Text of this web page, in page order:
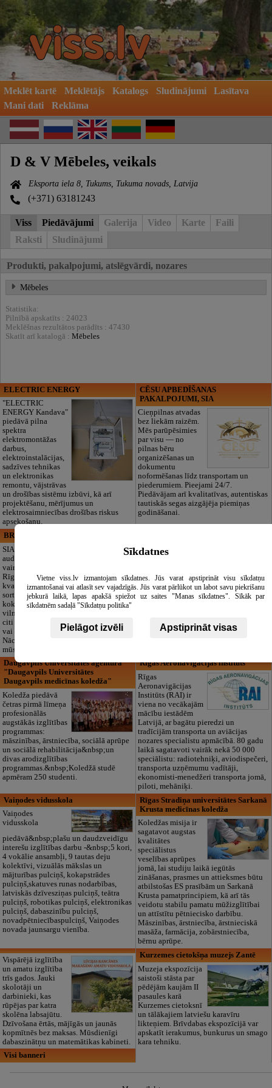
Meklēt kartē Meklētājs Katalogs Sludinājumi
Lasītava
Mani dati
Reklāma
D & V Mēbeles, veikals
Eksporta iela 8, Tukums, Tukuma novads, Latvija
(+371) 63181243
Viss Piedāvājumi Galerija Video Karte
Faili
Raksti
Sludinājumi
Produkti, pakalpojumi, atslēgvārdi, nozares
Mēbeles
Statistika:
Pilnībā apskatīts : 24023
Meklēšnas rezultātos parādīts : 47430
Skatīt arī katalogā : Mēbeles
ELECTRIC ENERGY
"ELECTRIC
ENERGY Kandava"
piedāvā pilna
spektra
elektromontāžas
darbus,
elektroinstalācijas,
sadzīves tehnikas
un elektronikas
remontu, vājstrāvas
un drošības sistēmu izbūvi, kā arī
projektēšanu, mērījumus un
elektrosaimniecības drošības riskus
apsekošanu.
CĒSU APBEDĪŠANAS
PAKALPOJUMI, SIA
Cieņpilnas atvadas
bez liekām raizēm.
Mēs parūpēsimies
par visu — no
pilnas bēru
organizēšanas un
dokumentu
noformēšanas līdz transportam un
piederumiem. Pieejami 24/7.
Piedāvājam arī kvalitatīvas, autentiskas
tautiskās segas aizgājēja piemiņas
godināšanai.
BRISTOLS ES, SIA
SIA "Bristols ES"
audumu outlet un
vairumtirdzniecība
Rīgā. Plašs un
kvalitatīvs tekstila
sortiments:
kokvilna, lins, zīds,
vilna, trikotāža un
citi audumi šūšanai
vai ražošanai.
Nāciet un iepazīstieties ar pilnu klāstu
mūsu noliktavā klātienē!
“Maza Rasiņa” –
privātais bērnudārzs
Pārdaugavā,
līdz 6 gadiem. Licencētas programmas
(LV/RU), logopēds, speciālais atbalsts,
Daugavpils Universitātes aģentūra
"Daugavpils Universitātes
Daugavpils medicīnas koledža"
Koledža piedāvā
četras pirmā līmeņa
profesionālās
augstākās izglītības
programmas:
māszinības, ārstniecība, sociālā aprūpe
un sociālā rehabilitācija&nbsp;un
divas arodizglītības
programmas.&nbsp;Koledžā studē
apmēram 250 studenti.
Rīgas Aeronavigācijas institūts
Rīgas
Aeronavigācijas
Institūts (RAI) ir
viena no vecākajām
mācību iestādēm
Latvijā, ar bagātu pieredzi un
tradīcijām transporta un aviācijas
nozares specialistu apmācībā. 80 gadu
laikā sagatavoti vairāk nekā 50 000
speciālistu: radiotehniķi, aviodispečeri,
transporta uzņēmumu vadītāji,
ekonomisti-menedžeri transporta jomā,
piloti, mehāniķi.
Vaiņodes vidusskola
Vaiņodes
vidusskola
piedāvā&nbsp;plašu un daudzveidīgu
interešu izglītības darbu -&nbsp;5 kori,
4 vokālie ansambļi, 9 tautas deju
kolektīvi, vizuālās mākslas un
mājturības pulciņš, kokapstrādes
pulciņš,skatuves runas nodarbības,
latviskās dzīvesziņas pulciņš, teātra
pulciņš, robotikas pulciņš, elektronikas
pulciņš, dabaszinību pulciņš,
novadpētniecībaspulciņš, Vaiņodes
novada jaunsargu vienība.
Rīgas Stradiņa universitātes Sarkanā
Krusta medicīnas koledža
Koledžas misija ir
sagatavot augstas
kvalitātes
speciālistus
veselības aprūpes
jomā, lai studiju laikā iegūtās
zināšanas, prasmes un attieksmes būtu
atbilstošas ES prasībām un Sarkanā
Krusta pamatprincipiem, kā arī tās
veidotu stabilu pamatu mūžizglītībai
un attīstītu pētniecisko darbību.
Māszinības, ārstniecība, ārstnieciskā
masāža, farmācija, zobārstniecība,
bērnu aprūpe.
Vispārējā izglītība
un amatu izglītība
trīs gados. Jauki
skolotāji un
darbinieki, kas
rūpējas par katra
skolēna labsajūtu.
Dzīvošana ērtās, mājīgās un jaunās
kopmītnēs bez maksas. Mūsdienīgi
dabaszinātņu un matemātikas kabineti.
Kurzemes cietokšņa muzejs Zantē
Muzeja ekspozīcija
saistoši stāsta par
pēdējām kaujām II
pasaules karā
Kurzemes cietoksnī
un tālākajiem latviešu karavīru
likteņiem. Brīvdabas ekspozīcijā var
apskatīt ierakumus, bunkurus un smago
kara tehniku.
Visi banneri
Sīkdatnes
Vietne viss.lv izmantojam sīkdatnes. Jūs varat apstiprināt visu sīkdatņu
izmantošanai vai atlasīt sev vajadzīgās. Jūs varat pārlūkot un labot savu piekrišanu
jebkurā laikā, lapas apakšā spiežot uz saites "Manas sīkdatnes". Sīkāk par
sīkdatnēm sadaļā "Sīkdatņu politika"
Pielāgot izvēli Apstiprināt visas